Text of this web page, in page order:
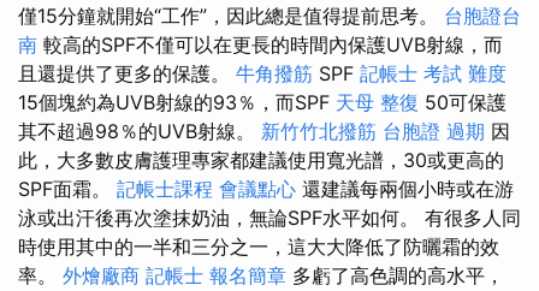
僅15分鐘就開始“工作”，因此總是值得提前思考。 台胞證台
南 較高的SPF不僅可以在更長的時間內保護UVB射線，而
且還提供了更多的保護。 牛角撥筋 SPF 記帳士 考試 難度
15個塊約為UVB射線的93％，而SPF 天母 整復 50可保護
其不超過98％的UVB射線。 新竹竹北撥筋 台胞證 過期 因
此，大多數皮膚護理專家都建議使用寬光譜，30或更高的
SPF面霜。 記帳士課程 會議點心 還建議每兩個小時或在游
泳或出汗後再次塗抹奶油，無論SPF水平如何。 有很多人同
時使用其中的一半和三分之一，這大大降低了防曬霜的效
率。 外燴廠商 記帳士 報名簡章 多虧了高色調的高水平，